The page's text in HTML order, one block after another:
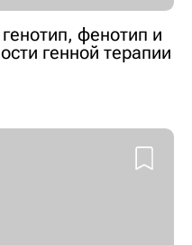
фенотип и
генной терапии